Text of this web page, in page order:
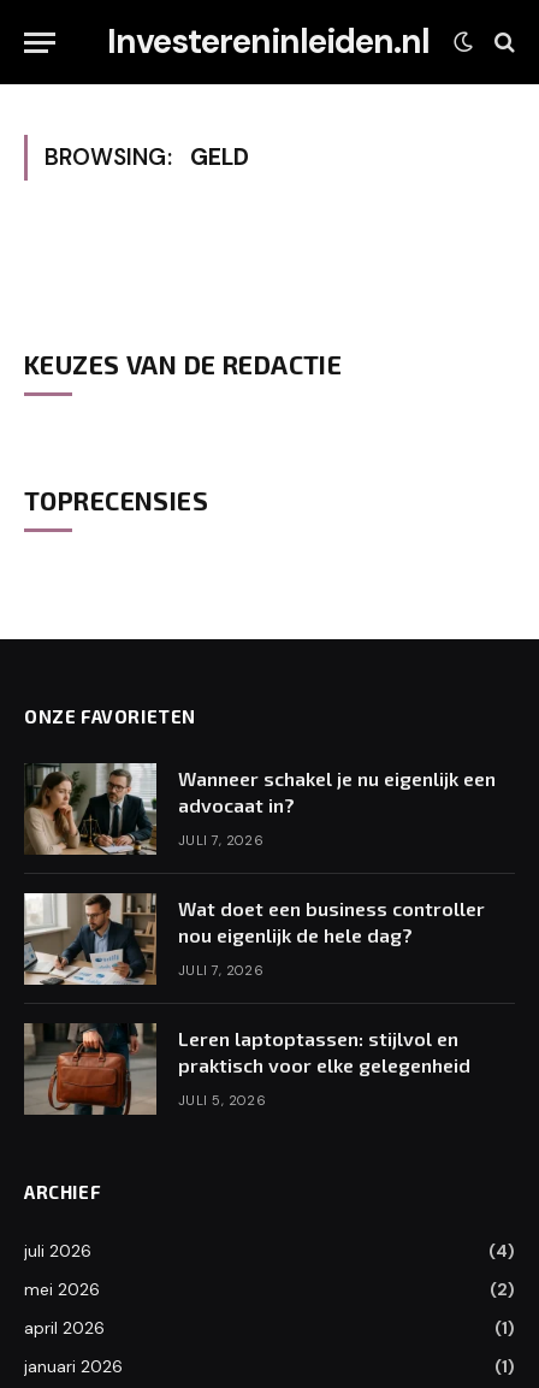
Investereninleiden.nl
BROWSING: GELD
KEUZES VAN DE REDACTIE
TOPRECENSIES
ONZE FAVORIETEN
Wanneer schakel je nu eigenlijk een
advocaat in?
JULI 7, 2026
Wat doet een business controller
nou eigenlijk de hele dag?
JULI 7, 2026
Leren laptoptassen: stijlvol en
praktisch voor elke gelegenheid
JULI 5, 2026
ARCHIEF
juli 2026
(4)
mei 2026
(2)
april 2026
(1)
januari 2026
(1)